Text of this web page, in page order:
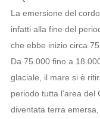
La emersione del
infatti alla fine del
che ebbe inizio circa
Da 75.000 fino a
glaciale, il mare si è
periodo tutta l’area
diventata terra